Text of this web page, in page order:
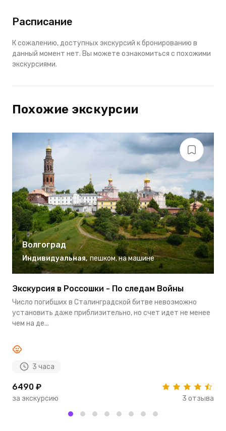
Расписание
К сожалению, доступных экскурсий к бронированию в
данный момент нет. Вы можете ознакомиться с похожими
экскурсиями.
Похожие экскурсии
Волгоград
Индивидуальная, пешком, на машине
Экскурсия в Россошки - По следам Войны
Число погибших в Сталинградской битве невозможно
установить даже приблизительно, но счет идет не менее
чем на де...
3 часа
6490 ₽
за экскурсию 3 отзыва